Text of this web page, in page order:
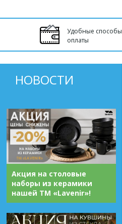
Удобные способы
оплаты
НОВОСТИ
Акция на столовые
наборы из керамики
нашей ТМ «Lavenir»!